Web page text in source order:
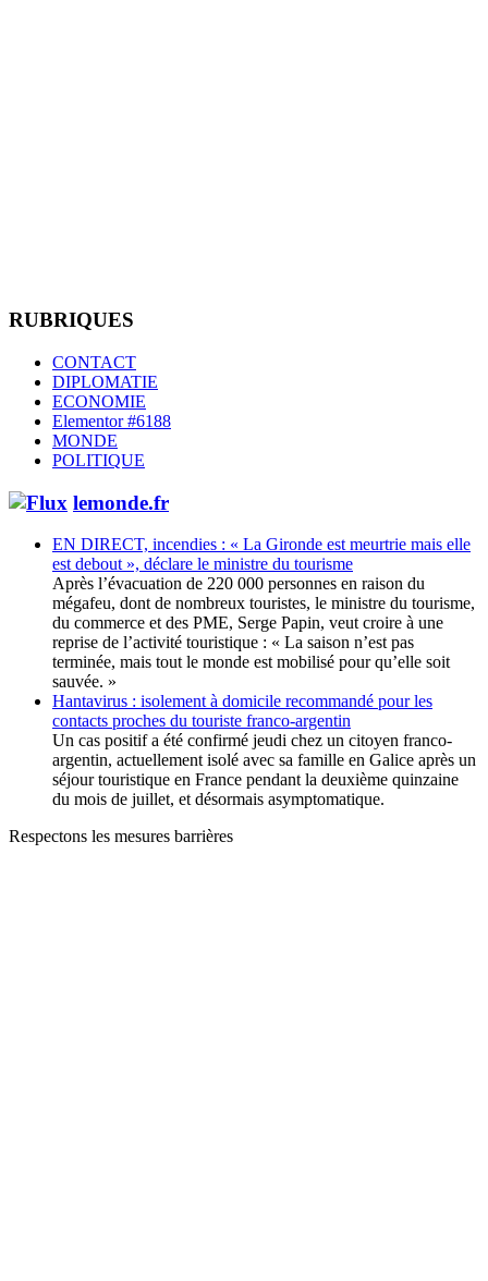
RUBRIQUES
CONTACT
DIPLOMATIE
ECONOMIE
Elementor #6188
MONDE
POLITIQUE
lemonde.fr
EN DIRECT, incendies : « La Gironde est meurtrie mais elle
est debout », déclare le ministre du tourisme
Après l’évacuation de 220 000 personnes en raison du
mégafeu, dont de nombreux touristes, le ministre du tourisme,
du commerce et des PME, Serge Papin, veut croire à une
reprise de l’activité touristique : « La saison n’est pas
terminée, mais tout le monde est mobilisé pour qu’elle soit
sauvée. »
Hantavirus : isolement à domicile recommandé pour les
contacts proches du touriste franco-argentin
Un cas positif a été confirmé jeudi chez un citoyen franco-
argentin, actuellement isolé avec sa famille en Galice après un
séjour touristique en France pendant la deuxième quinzaine
du mois de juillet, et désormais asymptomatique.
Respectons les mesures barrières